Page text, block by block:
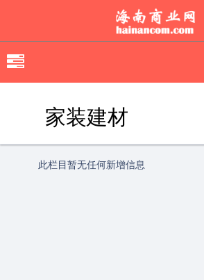
移
动
家装建材
此栏目暂无任何新增信息